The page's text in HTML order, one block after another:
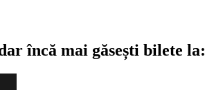
încă mai găsești bilete la: